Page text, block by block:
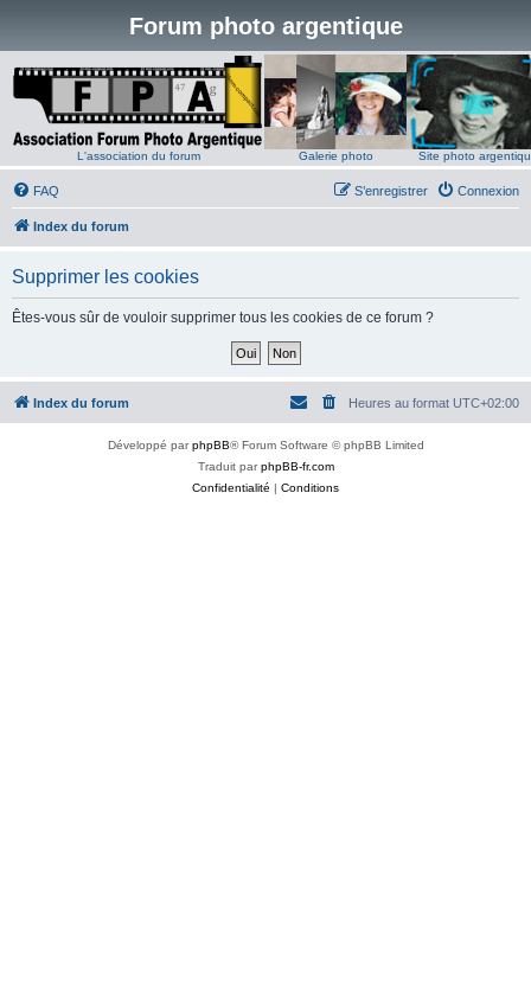
Forum photo argentique
L'association du forum Galerie photo Site photo
FAQ Connexion
S’enregistrer
Index du forum
Supprimer les cookies
Êtes-vous sûr de vouloir supprimer tous les cookies de ce forum ?
Index du forum Heures au format UTC+02:00
Développé parphpBB® Forum Software © phpBB Limited
Traduit parphpBB-fr.com
Confidentialité | Conditions